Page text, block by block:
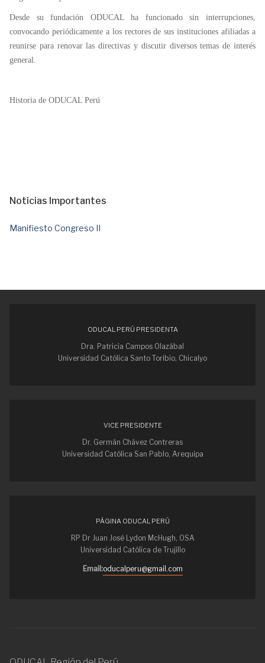
Desde su fundación ODUCAL ha funcionado sin interrupciones,
convocando periódicamente a los rectores de sus instituciones afiliadas a
reunirse para renovar las directivas y discutir diversos temas de interés
general.
Historia de ODUCAL Perú
Noticias Importantes
Manifiesto Congreso II
ODUCAL PERÚ PRESIDENTA
Dra. Patricia Campos Olazábal
Universidad Católica Santo Toribio, Chicalyo
VICE PRESIDENTE
Dr. Germán Chávez Contreras
Universidad Católica San Pablo, Arequipa
PÁGINA ODUCAL PERÚ
RP Dr Juan José Lydon McHugh, OSA
Universidad Católica de Trujillo
Email:oducalperu@gmail.com